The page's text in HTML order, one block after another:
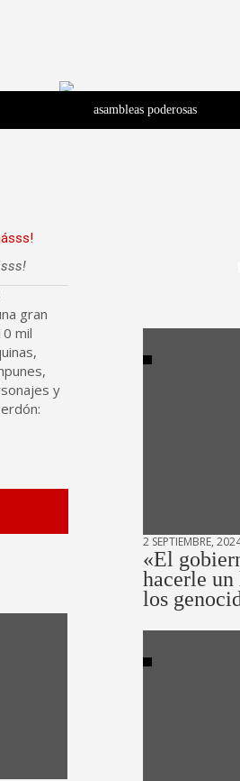
asambleas poderosas
gran
mil
y
2 SEPTIEMBRE,
«El
hacerle un
los